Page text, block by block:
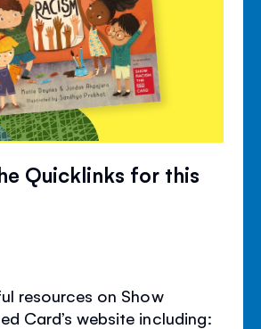
Quicklinks for this
resources on Show
Card’s website including: